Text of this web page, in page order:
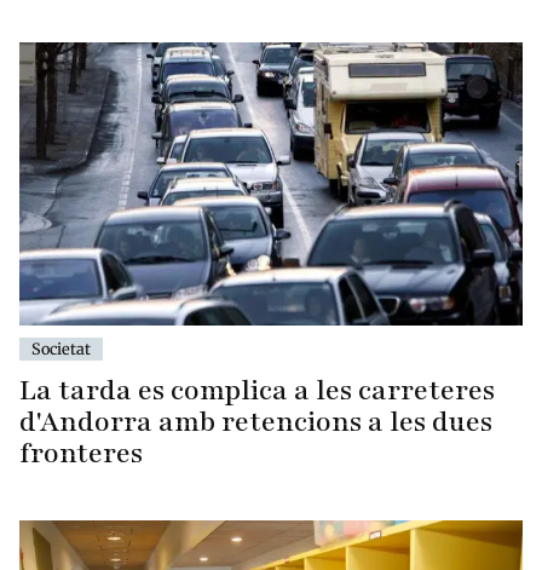
Societat
La tarda es complica a les carreteres
d'Andorra amb retencions a les dues
fronteres